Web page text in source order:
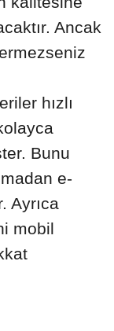
Ancak
hızlı
Bunu
e-
Ayrıca
mobil